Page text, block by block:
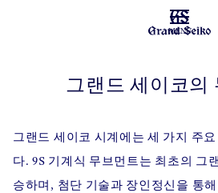
MENU
그랜드 세이코의
그랜드 세이코 시계에는 세 가지 주
다. 9S 기계식 무브먼트는 최초의 그
승하며, 첨단 기술과 장인정신을 통